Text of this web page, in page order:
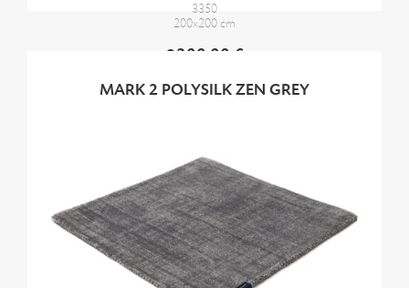
3350
200x200 cm
2300,00 €
MARK 2 POLYSILK ZEN GREY